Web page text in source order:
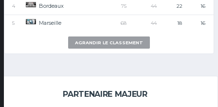
4 Bordeaux 75 44 22 16
5 Marseille 68 44 18 16
AGRANDIR LE CLASSEMENT
PARTENAIRE MAJEUR